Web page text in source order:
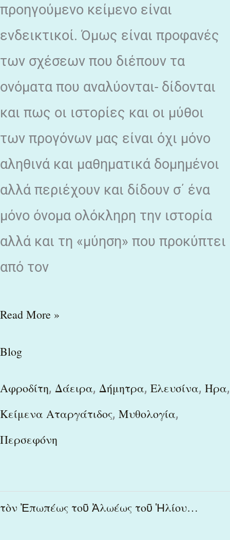
προηγούμενο κείμενο είναι
ενδεικτικοί. Όμως είναι προφανές
των σχέσεων που διέπουν τα
ονόματα που αναλύονται- δίδονται
και πως οι ιστορίες και οι μύθοι
των προγόνων μας είναι όχι μόνο
αληθινά και μαθηματικά δομημένοι
αλλά περιέχουν και δίδουν σ΄ ένα
μόνο όνομα ολόκληρη την ιστορία
αλλά και τη «μύηση» που προκύπτει
από τον
Read More »
Blog
Αφροδίτη, Δάειρα, Δήμητρα, Ελευσίνα, Ηρα,
Κείμενα Αταργάτιδος, Μυθολογία,
Περσεφόνη
τὸν Ἐπωπέως τοῦ Ἀλωέως τοῦ Ἡλίου…
τὸν